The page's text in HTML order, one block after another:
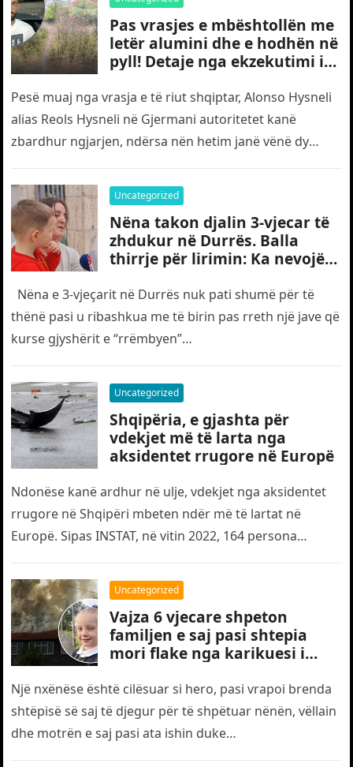
Pas vrasjes e mbështollën me
letër alumini dhe e hodhën në
pyll! Detaje nga ekzekutimi i
Pesë muaj nga vrasja e të riut shqiptar, Alonso Hysneli
alias Reols Hysneli në Gjermani autoritetet kanë
zbardhur ngjarjen, ndërsa nën hetim janë vënë dy
Uncategorized
Nëna takon djalin 3-vjecar të
zhdukur në Durrës. Balla
thirrje për lirimin: Ka nevojë
Nëna e 3-vjeçarit në Durrës nuk pati shumë për të
thënë pasi u ribashkua me të birin pas rreth një jave që
kurse gjyshërit e “rrëmbyen”…
Uncategorized
Shqipëria, e gjashta për
vdekjet më të larta nga
aksidentet rrugore në Europë
Ndonëse kanë ardhur në ulje, vdekjet nga aksidentet
rrugore në Shqipëri mbeten ndër më të lartat në
Europë. Sipas INSTAT, në vitin 2022, 164 persona
Uncategorized
Vajza 6 vjecare shpeton
familjen e saj pasi shtepia
mori flake nga karikuesi i
Një nxënëse është cilësuar si hero, pasi vrapoi brenda
shtëpisë së saj të djegur për të shpëtuar nënën, vëllain
dhe motrën e saj pasi ata ishin duke…